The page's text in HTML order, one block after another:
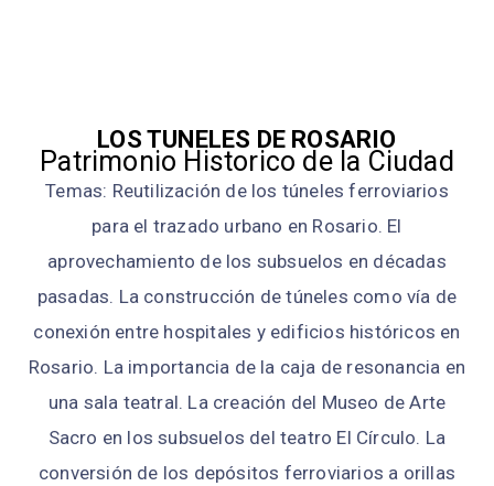
LOS TUNELES DE ROSARIO
Patrimonio Historico de la Ciudad
Temas: Reutilización de los túneles ferroviarios
para el trazado urbano en Rosario. El
aprovechamiento de los subsuelos en décadas
pasadas. La construcción de túneles como vía de
conexión entre hospitales y edificios históricos en
Rosario. La importancia de la caja de resonancia en
una sala teatral. La creación del Museo de Arte
Sacro en los subsuelos del teatro El Círculo. La
conversión de los depósitos ferroviarios a orillas